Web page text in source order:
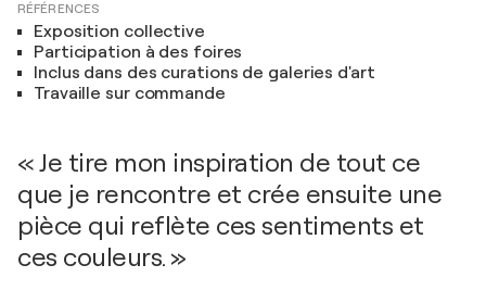
RÉFÉRENCES
Exposition collective
Participation à des foires
Inclus dans des curations de galeries d'art
Travaille sur commande
« Je tire mon inspiration de tout ce
que je rencontre et crée ensuite une
pièce qui reflète ces sentiments et
ces couleurs. »